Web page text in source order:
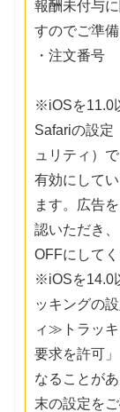
報酬未付与
すのでご準備
・注文番号
※iOSを11.0
Safariの設
ュリティ）
有効にして
ます。広告
認いただき
OFFにしてく
※iOSを14.0
ッキングの
ィ≫トラッ
要求を許可
なることが
末の設定を